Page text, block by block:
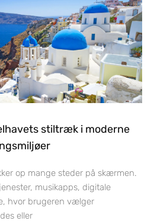
stiltræk i moderne
op mange steder på skærmen.
musikapps, digitale
hvor brugeren vælger
eller